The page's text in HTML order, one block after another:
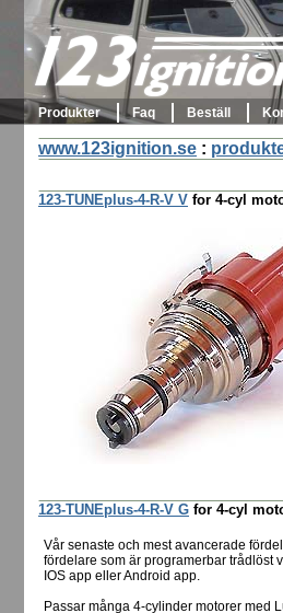
Produkter Faq Beställ
www.123ignition.se :
123-TUNEplus-4-R-V V for 4-cyl
123-TUNEplus-4-R-V G for 4-cyl
Vår senaste och mest avancerade
fördelare som är programerbar trådlöst
IOS app eller Android app.
Passar många 4-cylinder motorer med